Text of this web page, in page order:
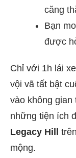
căng
Bạn
được
Chỉ với 1h lái
vội vã tất bật
vào không
những tiện ích
Legacy Hill
mộng.